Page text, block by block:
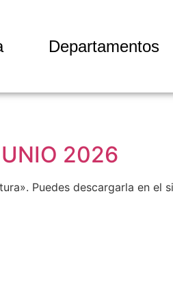
Departamentos
2026
Puedes descargarla en el